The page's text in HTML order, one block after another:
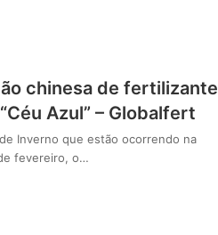
chinesa de fertilizante
Azul” – Globalfert
Inverno que estão ocorrendo na
fevereiro, o…